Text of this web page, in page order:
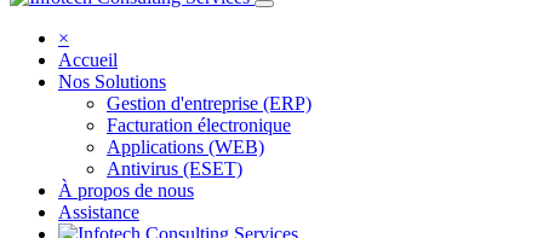
×
Accueil
Nos Solutions
Gestion d'entreprise (ERP)
Facturation électronique
Applications (WEB)
Antivirus (ESET)
À propos de nous
Assistance